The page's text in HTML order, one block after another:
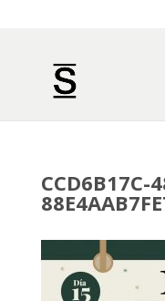
CCD6B17C-